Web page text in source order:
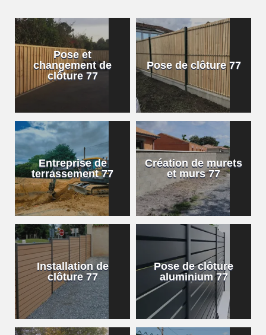
Pose et
changement de
clôture 77
Pose de clôture 77
Entreprise de
terrassement 77
Création de murets
et murs 77
Installation de
clôture 77
Pose de clôture
aluminium 77